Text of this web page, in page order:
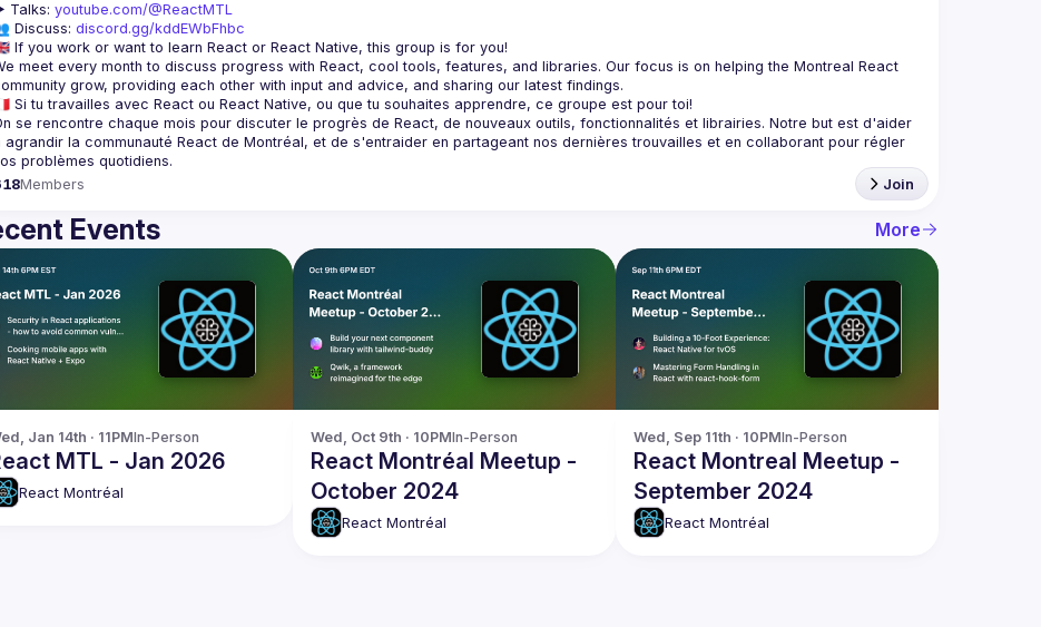
Talks: youtube.com/@ReactMTL
Discuss: discord.gg/kddEWbFhbc
meet every month to discuss progress with React, cool tools, features, and libraries. Our focus is on helping the Montreal React
se rencontre chaque mois pour discuter le progrès de React, de nouveaux outils, fonctionnalités et librairies. Notre but est d'aider
agrandir la communauté React de Montréal, et de s'entraider en partageant nos dernières trouvailles et en collaborant pour régler
Members Join
Events More
Jan 14th · 11PMIn-Person
MTL - Jan 2026
React Montréal
Wed, Oct 9th · 10PMIn-Person
React Montréal Meetup -
October 2024
React Montréal
Wed, Sep 11th · 10PMIn-Person
React Montreal Meetup -
September 2024
React Montréal